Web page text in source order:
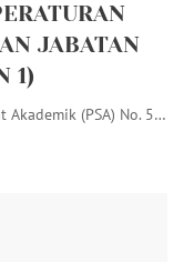
JABATAN
1)
(PSA) No. 5…